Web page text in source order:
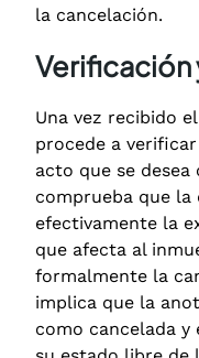
la cancelación.
Verificación
Una vez recibido
procede a
acto que se
comprueba que
efectivamente la
que afecta al
formalmente la
implica que la
como cancelada y